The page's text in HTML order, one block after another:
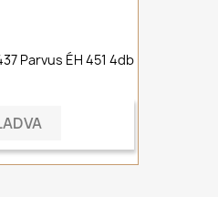
Parvus ÉH 451 4db